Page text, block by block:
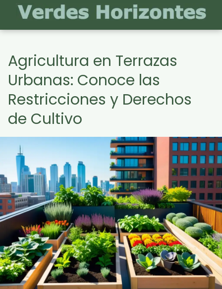
Agricultura en Terrazas
Urbanas: Conoce las
Restricciones y Derechos
de Cultivo